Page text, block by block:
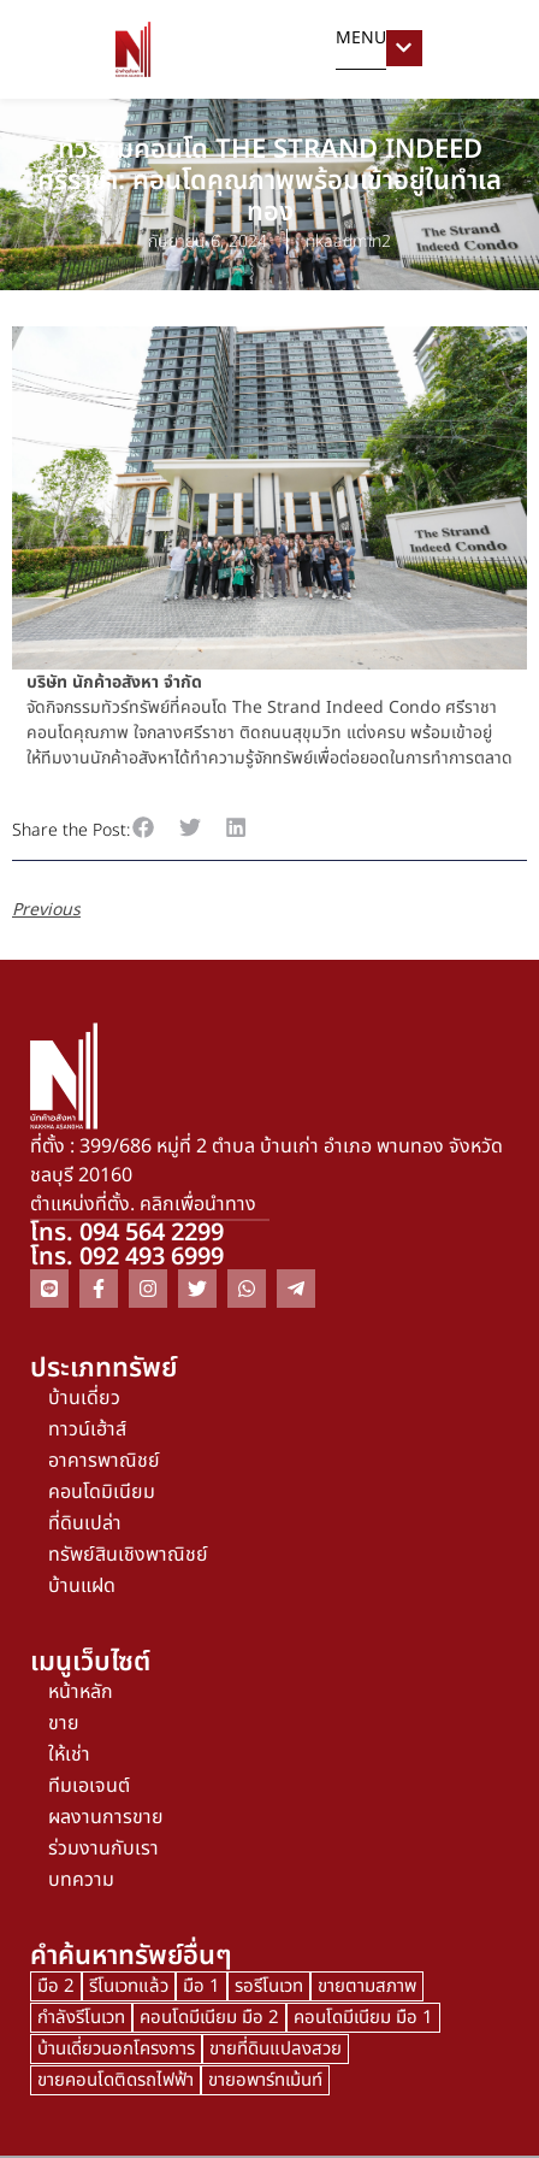
MENU
ทัวร์ชมคอนโด THE STRAND INDEED
ศรีราชา: คอนโดคุณภาพพร้อมเข้าอยู่ในทำเล
ทอง
กันยายน 6, 2024 nkaadmin2
บริษัท นักค้าอสังหา จำกัด
จัดกิจกรรมทัวร์ทรัพย์ที่คอนโด The Strand Indeed Condo ศรีราชา
คอนโดคุณภาพ ใจกลางศรีราชา ติดถนนสุขุมวิท แต่งครบ พร้อมเข้าอยู่
ให้ทีมงานนักค้าอสังหาได้ทำความรู้จักทรัพย์เพื่อต่อยอดในการทำการตลาด
Share the Post:
Previous
ที่ตั้ง : 399/686 หมู่ที่ 2 ตำบล บ้านเก่า อำเภอ พานทอง จังหวัด
ชลบุรี 20160
ตำแหน่งที่ตั้ง. คลิกเพื่อนำทาง
โทร. 094 564 2299
โทร. 092 493 6999
ประเภททรัพย์
บ้านเดี่ยว
ทาวน์เฮ้าส์
อาคารพาณิชย์
คอนโดมิเนียม
ที่ดินเปล่า
ทรัพย์สินเชิงพาณิชย์
บ้านแฝด
เมนูเว็บไซต์
หน้าหลัก
ขาย
ให้เช่า
ทีมเอเจนต์
ผลงานการขาย
ร่วมงานกับเรา
บทความ
คำค้นหาทรัพย์อื่นๆ
มือ 2 รีโนเวทแล้ว มือ 1 รอรีโนเวท
ขายตามสภาพ
กำลังรีโนเวท
คอนโดมีเนียม มือ 2
คอนโดมีเนียม มือ 1
บ้านเดี่ยวนอกโครงการ ขายที่ดินแปลงสวย
ขายคอนโดติดรถไฟฟ้า
ขายอพาร์ทเม้นท์